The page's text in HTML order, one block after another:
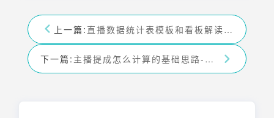
上一篇: 直播数据统计表模板和看板解读-九数云BI
下一篇: 主播提成怎么计算的基础思路-九数云BI